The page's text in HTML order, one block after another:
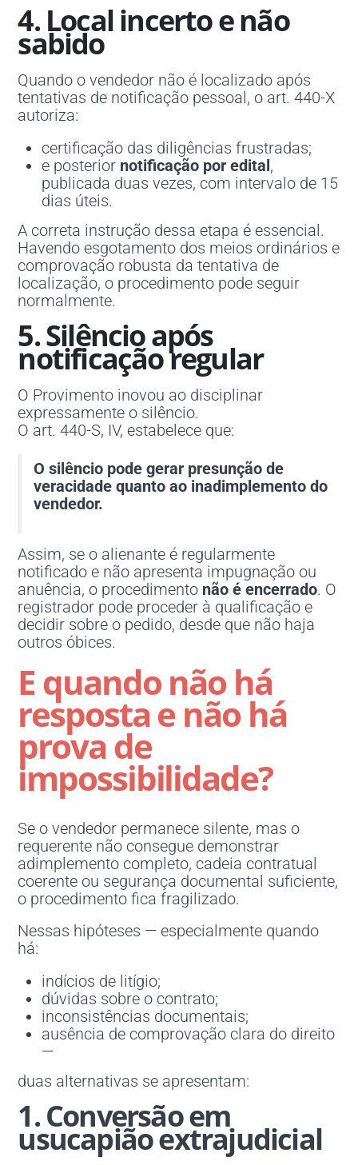
4. Local incerto e não
sabido
Quando o vendedor não é localizado após
tentativas de notificação pessoal, o art. 440-X
autoriza:
certificação das diligências frustradas;
e posterior notificação por edital,
publicada duas vezes, com intervalo de 15
dias úteis.
A correta instrução dessa etapa é essencial.
Havendo esgotamento dos meios ordinários e
comprovação robusta da tentativa de
localização, o procedimento pode seguir
normalmente.
5. Silêncio após
notificação regular
O Provimento inovou ao disciplinar
expressamente o silêncio.
O art. 440-S, IV, estabelece que:
O silêncio pode gerar presunção de
veracidade quanto ao inadimplemento do
vendedor.
Assim, se o alienante é regularmente
notificado e não apresenta impugnação ou
anuência, o procedimento não é encerrado. O
registrador pode proceder à qualificação e
decidir sobre o pedido, desde que não haja
outros óbices.
E quando não há
resposta e não há
prova de
impossibilidade?
Se o vendedor permanece silente, mas o
requerente não consegue demonstrar
adimplemento completo, cadeia contratual
coerente ou segurança documental suficiente,
o procedimento fica fragilizado.
Nessas hipóteses — especialmente quando
há:
indícios de litígio;
dúvidas sobre o contrato;
inconsistências documentais;
ausência de comprovação clara do direito
—
duas alternativas se apresentam:
1. Conversão em
usucapião extrajudicial